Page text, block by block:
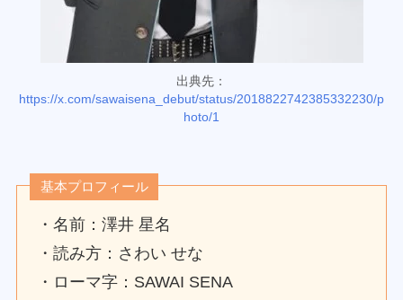
出典先：
https://x.com/sawaisena_debut/status/2018822742385332230/p
hoto/1
基本プロフィール
・名前：澤井 星名
・読み方：さわい せな
・ローマ字：SAWAI SENA